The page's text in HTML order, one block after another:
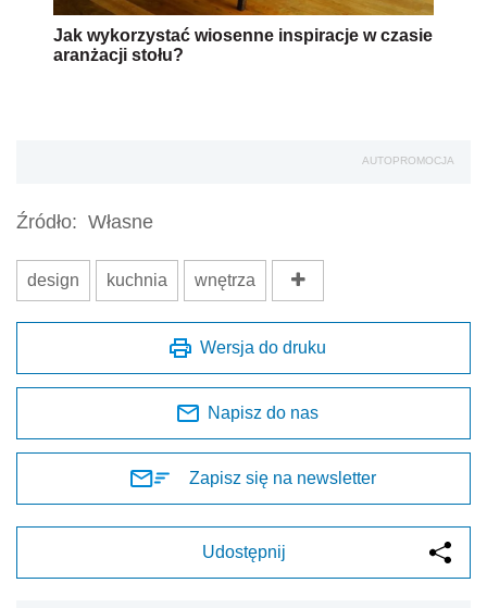
Jak wykorzystać wiosenne inspiracje w czasie
aranżacji stołu?
AUTOPROMOCJA
Źródło: Własne
design kuchnia wnętrza
Wersja do druku
Napisz do nas
Zapisz się na newsletter
Udostępnij